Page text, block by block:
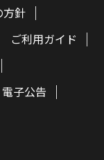
方針
ご利用ガイド
電子公告